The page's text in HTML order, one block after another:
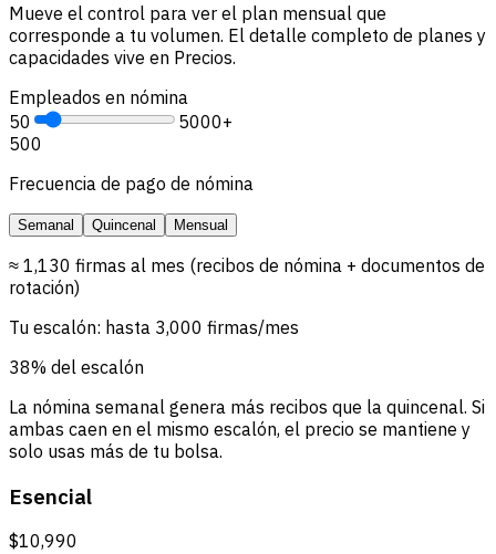
Mueve el control para ver el plan mensual que
corresponde a tu volumen. El detalle completo de planes y
capacidades vive en Precios.
Empleados en nómina
50
5000+
500
Frecuencia de pago de nómina
Semanal Quincenal Mensual
≈ 1,130 firmas al mes (recibos de nómina + documentos de
rotación)
Tu escalón: hasta 3,000 firmas/mes
38% del escalón
La nómina semanal genera más recibos que la quincenal. Si
ambas caen en el mismo escalón, el precio se mantiene y
solo usas más de tu bolsa.
Esencial
$10,990